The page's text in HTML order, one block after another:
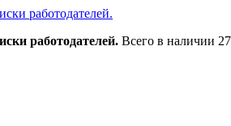
работодателей. Всего в наличии